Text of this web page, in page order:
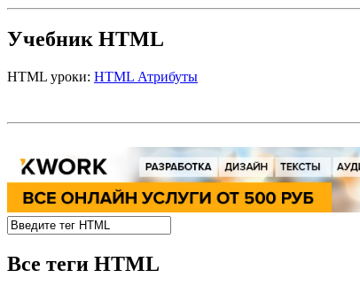
Учебник HTML
HTML уроки: HTML Атрибуты
Все теги HTML